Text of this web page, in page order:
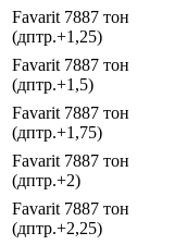
Favarit 7887 тон
(дптр.+1,25)
Favarit 7887 тон
(дптр.+1,5)
Favarit 7887 тон
(дптр.+1,75)
Favarit 7887 тон
(дптр.+2)
Favarit 7887 тон
(дптр.+2,25)